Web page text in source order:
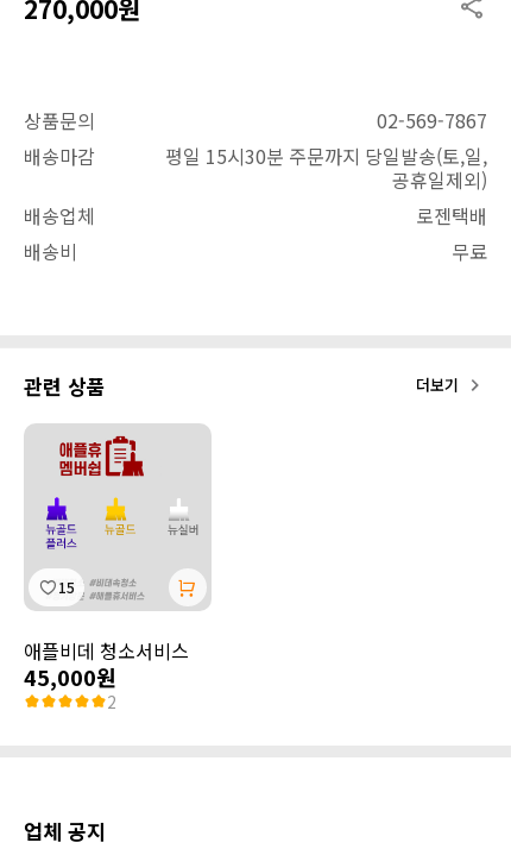
270,000원
상품문의
02-569-7867
배송마감
평일 15시30분 주문까지 당일발송(토,일,
공휴일제외)
배송업체
로젠택배
배송비
무료
관련 상품 더보기
15
애플비데 청소서비스
45,000원
2
업체 공지